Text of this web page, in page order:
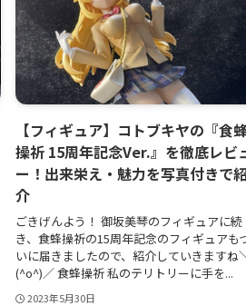
【フィギュア】コトブキヤの『食
操祈 15周年記念Ver.』を徹底レビ
ー！出来栄え・魅力を写真付きで紹
介
ごきげんよう！ 御坂美琴のフィギュアに続
き、食蜂操祈の15周年記念のフィギュアも
いに届きましたので、紹介していきますね
(^o^)／ 食蜂操祈 私のテリトリーに手を...
2023年5月30日